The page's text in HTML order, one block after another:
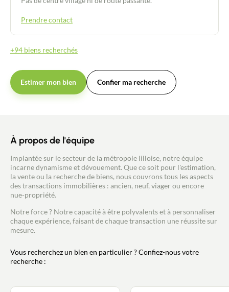
Actualités
Contact
Prendre contact
+94 biens recherchés
Estimer mon bien Confier ma recherche
À propos de l'équipe
Implantée sur le secteur de la métropole lilloise, notre équipe
incarne dynamisme et dévouement. Que ce soit pour l'estimation,
la vente ou la recherche de biens, nous couvrons tous les aspects
des transactions immobilières : ancien, neuf, viager ou encore
nue-propriété.
Notre force ? Notre capacité à être polyvalents et à personnaliser
chaque expérience, faisant de chaque transaction une réussite sur
mesure.
Vous recherchez un bien en particulier ? Confiez-nous votre
recherche :